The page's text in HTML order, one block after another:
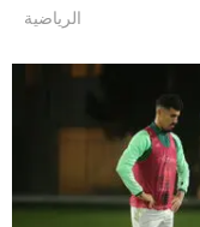
الرياضية